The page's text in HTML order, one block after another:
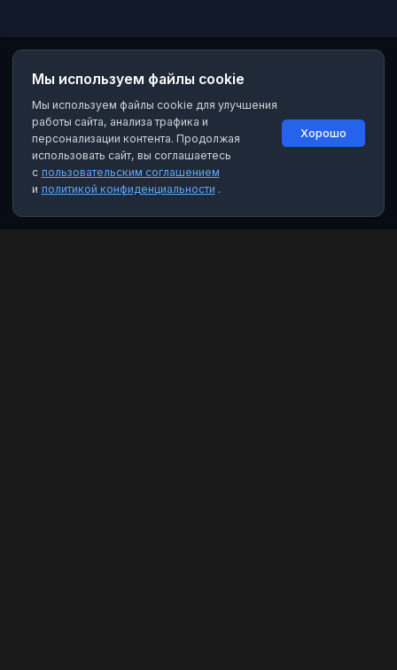
Мы используем файлы cookie
Мы используем файлы cookie для улучшения
работы сайта, анализа трафика и
персонализации контента. Продолжая
использовать сайт, вы соглашаетесь
с пользовательским соглашением
и политикой конфиденциальности .
Хорошо